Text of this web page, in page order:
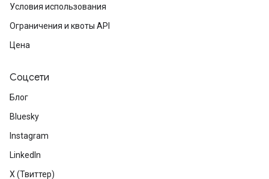
Условия использования
Ограничения и квоты API
Цена
Соцсети
Блог
Bluesky
Instagram
LinkedIn
X (Твиттер)